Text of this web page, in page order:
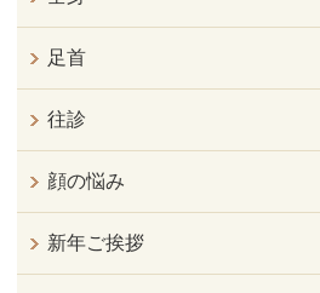
足首
往診
顔の悩み
新年ご挨拶